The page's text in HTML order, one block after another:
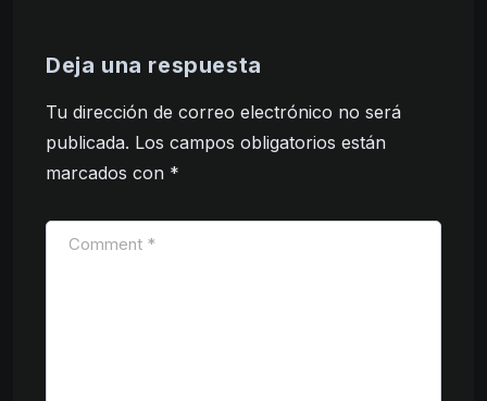
Deja una respuesta
Tu dirección de correo electrónico no será
publicada. Los campos obligatorios están
marcados con *